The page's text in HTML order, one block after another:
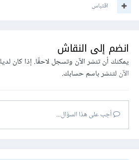
اقتباس
انضم إلى النقاش
يمكنك أن تنشر الآن وتسجل لاحقًا. إذا كان
الآنلتنشر باسم حسابك.
أجب على هذا السؤال...